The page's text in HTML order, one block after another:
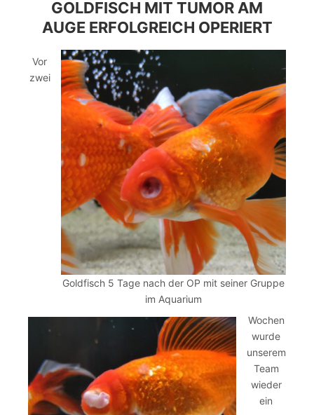
GOLDFISCH MIT TUMOR AM
AUGE ERFOLGREICH OPERIERT
Goldfisch 5 Tage nach der OP mit seiner Gruppe
im Aquarium
Vor
zwei
Wochen
wurde
unserem
Team
wieder
ein